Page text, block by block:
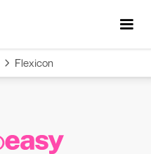
 Flexicon